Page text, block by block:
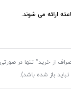
از خرید” تنها در صورتی
باز شده باشد).